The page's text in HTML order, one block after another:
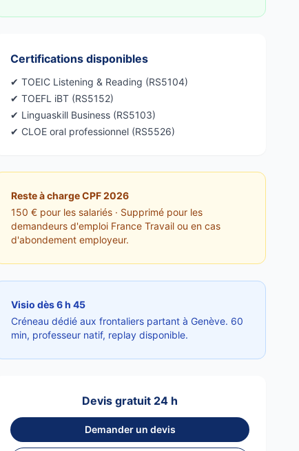
Certifications disponibles
✔ TOEIC Listening & Reading (RS5104)
✔ TOEFL iBT (RS5152)
✔ Linguaskill Business (RS5103)
✔ CLOE oral professionnel (RS5526)
Reste à charge CPF 2026
150 € pour les salariés · Supprimé pour les
demandeurs d'emploi France Travail ou en cas
d'abondement employeur.
Visio dès 6 h 45
Créneau dédié aux frontaliers partant à Genève. 60
min, professeur natif, replay disponible.
Devis gratuit 24 h
Demander un devis